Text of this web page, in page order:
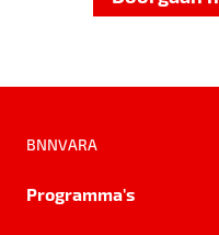
BNNVARA
Programma's